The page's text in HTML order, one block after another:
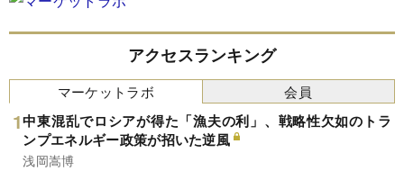
アクセスランキング
マーケットラボ
中東混乱でロシアが得た「漁夫の利」、戦略性欠如のトラ
ンプエネルギー政策が招いた逆風
浅岡嵩博
会員